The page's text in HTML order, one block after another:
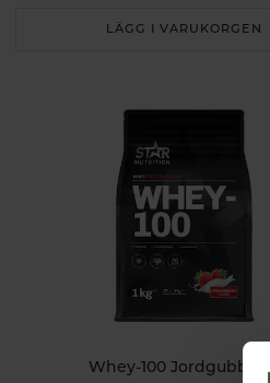
LÄGG I VARUKORGEN
Whey-100 Jordgubb